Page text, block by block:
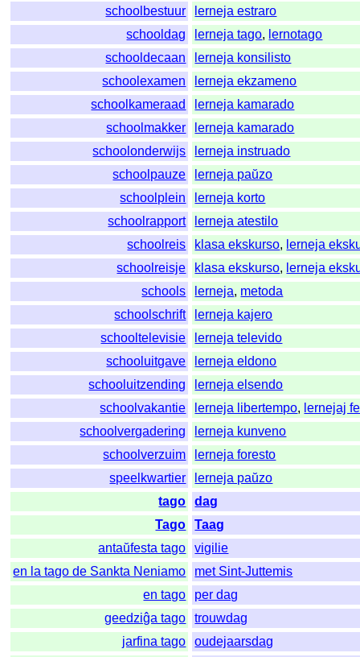
schoolbestuur
lerneja estraro
schooldag
lerneja tago, lernotago
schooldecaan
lerneja konsilisto
schoolexamen
lerneja ekzameno
schoolkameraad
lerneja kamarado
schoolmakker
lerneja kamarado
schoolonderwijs
lerneja instruado
schoolpauze
lerneja paŭzo
schoolplein
lerneja korto
schoolrapport
lerneja atestilo
schoolreis
klasa ekskurso, lerneja
schoolreisje
klasa ekskurso, lerneja
schools
lerneja, metoda
schoolschrift
lerneja kajero
schooltelevisie
lerneja televido
schooluitgave
lerneja eldono
schooluitzending
lerneja elsendo
schoolvakantie
lerneja libertempo, lernejaj
schoolvergadering
lerneja kunveno
schoolverzuim
lerneja foresto
speelkwartier
lerneja paŭzo
tago
dag
Tago
Taag
antaŭfesta tago
vigilie
en la tago de Sankta Neniamo
met Sint-Juttemis
en tago
per dag
geedziĝa tago
trouwdag
jarfina tago
oudejaarsdag